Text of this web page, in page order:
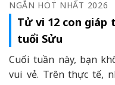
NGẮN HOT NHẤT 2026
Tử vi 12 con giáp
tuổi Sửu
Cuối tuần này, bạn
vui vẻ. Trên thực tế,